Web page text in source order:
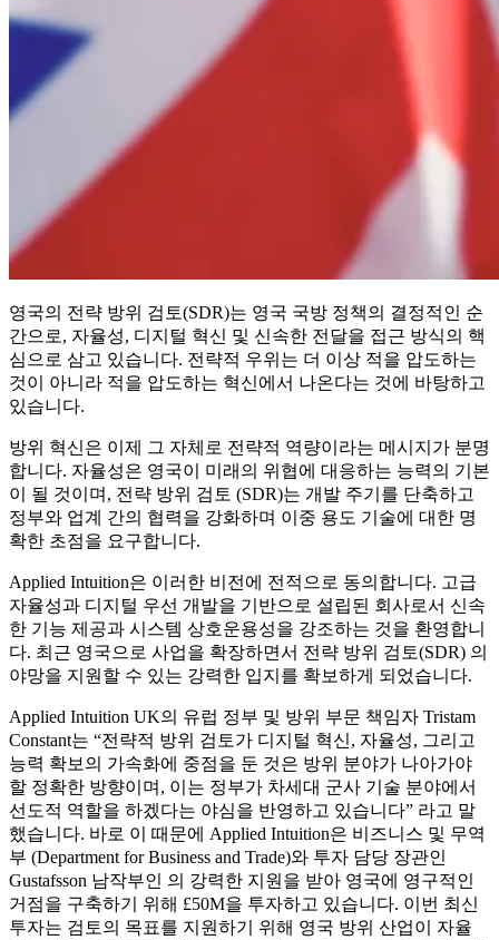
영국의 전략 방위 검토(SDR)는 영국 국방 정책의 결정적인 순
간으로, 자율성, 디지털 혁신 및 신속한 전달을 접근 방식의 핵
심으로 삼고 있습니다. 전략적 우위는 더 이상 적을 압도하는
것이 아니라 적을 압도하는 혁신에서 나온다는 것에 바탕하고
있습니다.
방위 혁신은 이제 그 자체로 전략적 역량이라는 메시지가 분명
합니다. 자율성은 영국이 미래의 위협에 대응하는 능력의 기본
이 될 것이며, 전략 방위 검토 (SDR)는 개발 주기를 단축하고
정부와 업계 간의 협력을 강화하며 이중 용도 기술에 대한 명
확한 초점을 요구합니다.
Applied Intuition은 이러한 비전에 전적으로 동의합니다. 고급
자율성과 디지털 우선 개발을 기반으로 설립된 회사로서 신속
한 기능 제공과 시스템 상호운용성을 강조하는 것을 환영합니
다. 최근 영국으로 사업을 확장하면서 전략 방위 검토(SDR) 의
야망을 지원할 수 있는 강력한 입지를 확보하게 되었습니다.
Applied Intuition UK의 유럽 정부 및 방위 부문 책임자 Tristam
Constant는 “전략적 방위 검토가 디지털 혁신, 자율성, 그리고
능력 확보의 가속화에 중점을 둔 것은 방위 분야가 나아가야
할 정확한 방향이며, 이는 정부가 차세대 군사 기술 분야에서
선도적 역할을 하겠다는 야심을 반영하고 있습니다” 라고 말
했습니다. 바로 이 때문에 Applied Intuition은 비즈니스 및 무역
부 (Department for Business and Trade)와 투자 담당 장관인
Gustafsson 남작부인 의 강력한 지원을 받아 영국에 영구적인
거점을 구축하기 위해 £50M을 투자하고 있습니다. 이번 최신
투자는 검토의 목표를 지원하기 위해 영국 방위 산업이 자율